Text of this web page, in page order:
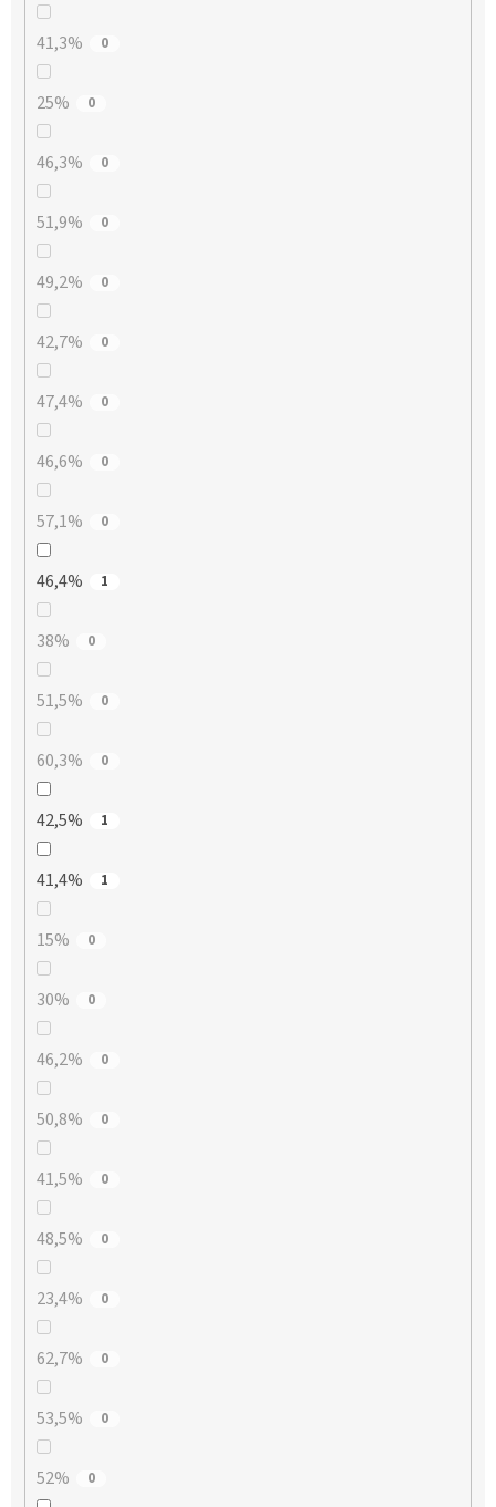
41,3% 0
25% 0
46,3% 0
51,9% 0
49,2% 0
42,7% 0
47,4% 0
46,6% 0
57,1% 0
46,4% 1
38% 0
51,5% 0
60,3% 0
42,5% 1
41,4% 1
15% 0
30% 0
46,2% 0
50,8% 0
41,5% 0
48,5% 0
23,4% 0
62,7% 0
53,5% 0
52% 0